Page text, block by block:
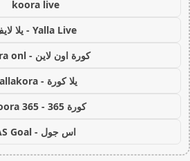
koora live
Yalla Live - يلا لايف
كورة اون لاين - koora onl
يلا كورة - yallakora
كورة 365 - kooora 365
اس جول - AS Goal